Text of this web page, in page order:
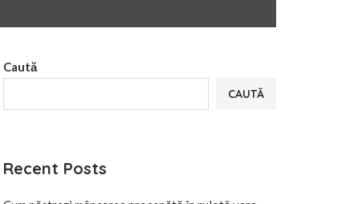
Caută
CAUTĂ
Recent Posts